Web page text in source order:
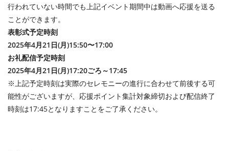
行われていない時間でも上記イベント期間中は動画へ応援を送る
ことができます。
表彰式予定時刻
2025年4月21日(月)15:50〜17:00
お礼配信予定時刻
2025年4月21 日(月)17:20ごろ～17:45
※上記予定時刻は実際のセレモニーの進行に合わせて前後する可
能性がございますが、応援ポイント集計対象締切および配信終了
時刻は17:45となりますことをご了承ください。